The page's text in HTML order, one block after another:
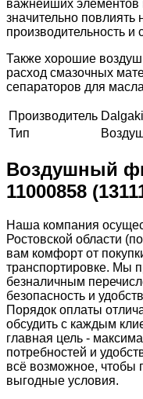
важнейших элементов
значительно повлиять
производительность и
Также хорошие
расход смазочных
сепараторов для
Производитель
Тип
Воздушный
11000858
Наша компания
Ростовской области
вам комфорт от
транспортировке. Мы
безналичным
безопасность и
Порядок оплаты
обсудить с каждым
главная цель -
потребностей и
всё возможное, чтобы
выгодные условия.